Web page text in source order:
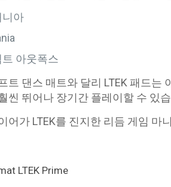
니아
트 아웃폭스
트 댄스 매트와 달리 LTEK 패드
씬 뛰어나 장기간 플레이할 수 있
어가 LTEK를 진지한 리듬 게임 마
LTEK Prime